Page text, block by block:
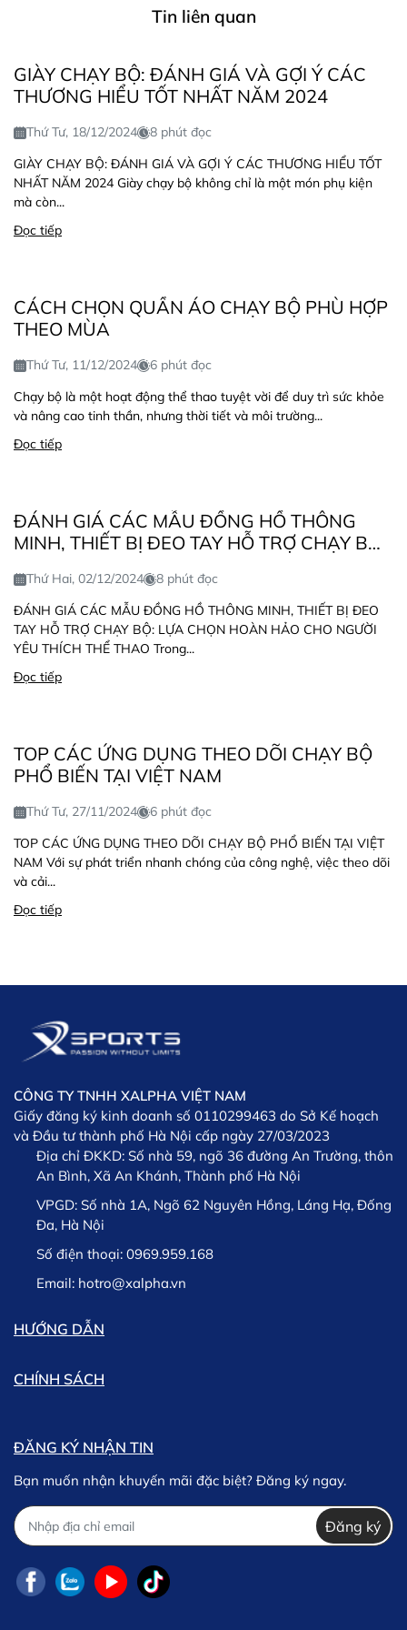
Tin liên quan
GIÀY CHẠY BỘ: ĐÁNH GIÁ VÀ GỢI Ý CÁC
THƯƠNG HIỂU TỐT NHẤT NĂM 2024
Thứ Tư, 18/12/2024
8 phút đọc
GIÀY CHẠY BỘ: ĐÁNH GIÁ VÀ GỢI Ý CÁC THƯƠNG HIỂU TỐT
NHẤT NĂM 2024 Giày chạy bộ không chỉ là một món phụ kiện
mà còn...
Đọc tiếp
CÁCH CHỌN QUẦN ÁO CHẠY BỘ PHÙ HỢP
THEO MÙA
Thứ Tư, 11/12/2024
6 phút đọc
Chạy bộ là một hoạt động thể thao tuyệt vời để duy trì sức khỏe
và nâng cao tinh thần, nhưng thời tiết và môi trường...
Đọc tiếp
ĐÁNH GIÁ CÁC MẪU ĐỒNG HỒ THÔNG
MINH, THIẾT BỊ ĐEO TAY HỖ TRỢ CHẠY BỘ:
THÍCH THỂ THAO
Thứ Hai, 02/12/2024
8 phút đọc
ĐÁNH GIÁ CÁC MẪU ĐỒNG HỒ THÔNG MINH, THIẾT BỊ ĐEO
TAY HỖ TRỢ CHẠY BỘ: LỰA CHỌN HOÀN HẢO CHO NGƯỜI
YÊU THÍCH THỂ THAO Trong...
Đọc tiếp
TOP CÁC ỨNG DỤNG THEO DÕI CHẠY BỘ
PHỔ BIẾN TẠI VIỆT NAM
Thứ Tư, 27/11/2024
6 phút đọc
TOP CÁC ỨNG DỤNG THEO DÕI CHẠY BỘ PHỔ BIẾN TẠI VIỆT
NAM Với sự phát triển nhanh chóng của công nghệ, việc theo dõi
và cải...
Đọc tiếp
CÔNG TY TNHH XALPHA VIỆT NAM
Giấy đăng ký kinh doanh số 0110299463 do Sở Kế hoạch
và Đầu tư thành phố Hà Nội cấp ngày 27/03/2023
Địa chỉ ĐKKD: Số nhà 59, ngõ 36 đường An Trường, thôn
An Bình, Xã An Khánh, Thành phố Hà Nội
VPGD: Số nhà 1A, Ngõ 62 Nguyên Hồng, Láng Hạ, Đống
Đa, Hà Nội
Số điện thoại: 0969.959.168
Email: hotro@xalpha.vn
HƯỚNG DẪN
CHÍNH SÁCH
ĐĂNG KÝ NHẬN TIN
Bạn muốn nhận khuyến mãi đặc biệt? Đăng ký ngay.
Đăng ký